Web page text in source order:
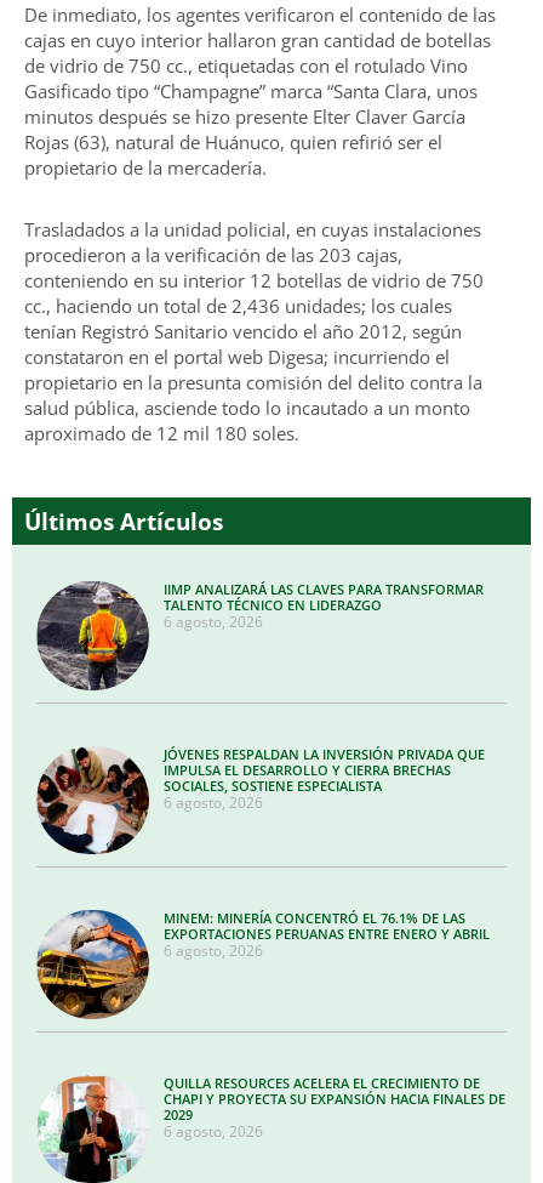
De inmediato, los agentes verificaron el contenido de las
cajas en cuyo interior hallaron gran cantidad de botellas
de vidrio de 750 cc., etiquetadas con el rotulado Vino
Gasificado tipo “Champagne” marca “Santa Clara, unos
minutos después se hizo presente Elter Claver García
Rojas (63), natural de Huánuco, quien refirió ser el
propietario de la mercadería.
Trasladados a la unidad policial, en cuyas instalaciones
procedieron a la verificación de las 203 cajas,
conteniendo en su interior 12 botellas de vidrio de 750
cc., haciendo un total de 2,436 unidades; los cuales
tenían Registró Sanitario vencido el año 2012, según
constataron en el portal web Digesa; incurriendo el
propietario en la presunta comisión del delito contra la
salud pública, asciende todo lo incautado a un monto
aproximado de 12 mil 180 soles.
Últimos Artículos
IIMP ANALIZARÁ LAS CLAVES PARA TRANSFORMAR
TALENTO TÉCNICO EN LIDERAZGO
6 agosto, 2026
JÓVENES RESPALDAN LA INVERSIÓN PRIVADA QUE
IMPULSA EL DESARROLLO Y CIERRA BRECHAS
SOCIALES, SOSTIENE ESPECIALISTA
6 agosto, 2026
MINEM: MINERÍA CONCENTRÓ EL 76.1% DE LAS
EXPORTACIONES PERUANAS ENTRE ENERO Y ABRIL
6 agosto, 2026
QUILLA RESOURCES ACELERA EL CRECIMIENTO DE
CHAPI Y PROYECTA SU EXPANSIÓN HACIA FINALES DE
2029
6 agosto, 2026